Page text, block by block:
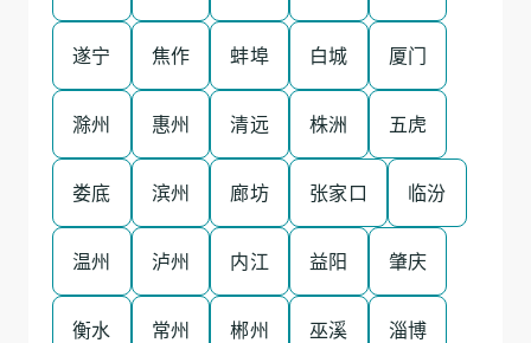
遂宁 焦作 蚌埠 白城 厦门
滁州 惠州 清远 株洲 五虎
娄底 滨州 廊坊 张家口 临汾
温州 泸州 内江 益阳 肇庆
衡水 常州 郴州 巫溪 淄博